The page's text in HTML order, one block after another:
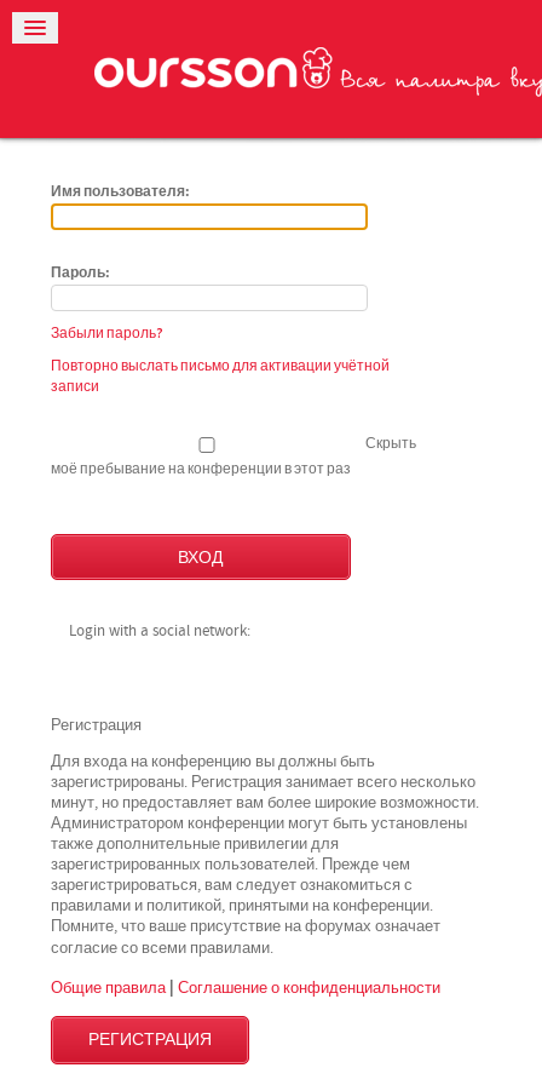
Имя пользователя:
Пароль:
Забыли пароль?
Повторно выслать письмо для активации учётной
записи
Скрыть
моё пребывание на конференции в этот раз
Login with a social network:
Регистрация
Для входа на конференцию вы должны быть
зарегистрированы. Регистрация занимает всего несколько
минут, но предоставляет вам более широкие возможности.
Администратором конференции могут быть установлены
также дополнительные привилегии для
зарегистрированных пользователей. Прежде чем
зарегистрироваться, вам следует ознакомиться с
правилами и политикой, принятыми на конференции.
Помните, что ваше присутствие на форумах означает
согласие со всемиправилами.
Общие правила| Соглашение о конфиденциальности
РЕГИСТРАЦИЯ